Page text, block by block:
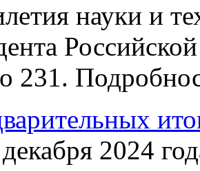
науки и
231.
2024